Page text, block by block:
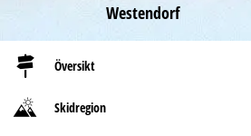
Westendorf
Översikt
Skidregion